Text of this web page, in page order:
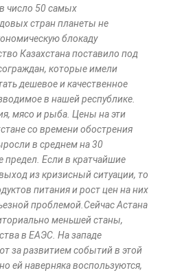
число 50 самых
стран планеты не
блокаду
Казахстана поставило под
которые имели
дешевое и качественное
в нашей республике.
мясо и рыба. Цены на эти
со времени обострения
в среднем на 30
предел. Если в кратчайшие
из кризисный ситуации, то
питания и рост цен на них
проблемой.Сейчас Астана
меньшей станы,
в ЕАЭС. На западе
за развитием событий в этой
ей наверняка воспользуются,